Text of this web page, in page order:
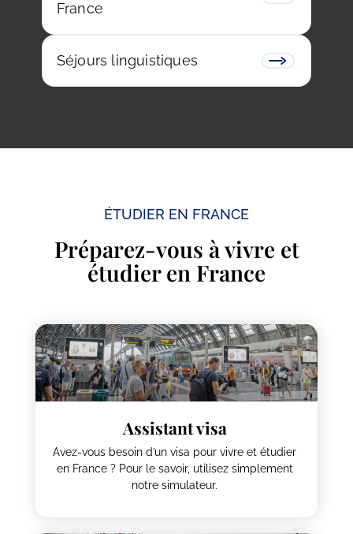
France
Séjours linguistiques
ÉTUDIER EN FRANCE
Préparez-vous à vivre et
étudier en France
Assistant visa
Avez-vous besoin d’un visa pour vivre et étudier
en France ? Pour le savoir, utilisez simplement
notre simulateur.